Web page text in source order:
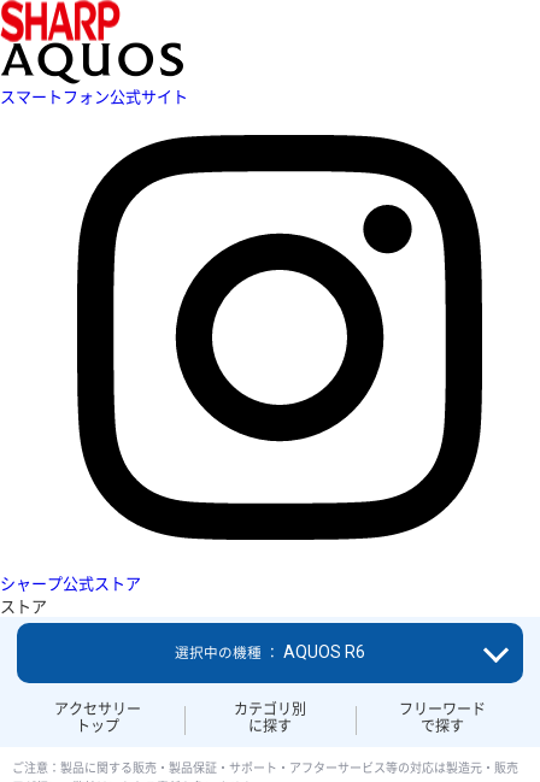
スマートフォン公式サイト
シャープ公式ストア
ストア
アクセサリー
トップ
カテゴリ別
に探す
フリーワード
で探す
選択中の機種 ： AQUOS R6
ご注意：製品に関する販売・製品保証・サポート・アフターサービス等の対応は製造元・販売